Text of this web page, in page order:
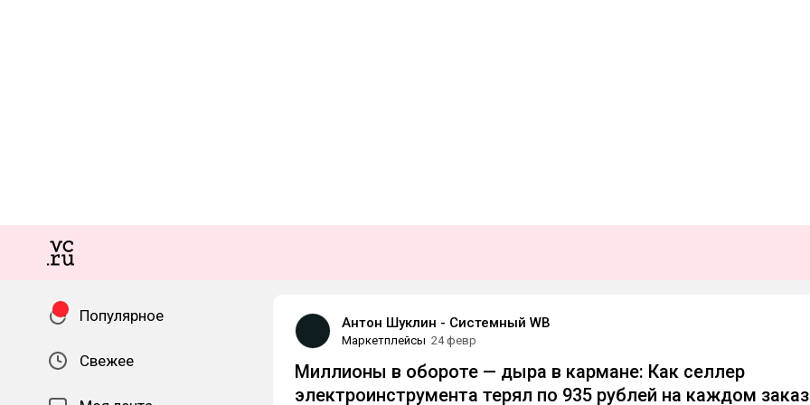
Популярное
Свежее
Антон Шуклин - Системный WB
Маркетплейсы 24 февр
Миллионы в обороте — дыра в кармане: Как селлер
электроинструмента терял по 935 рублей на каждом